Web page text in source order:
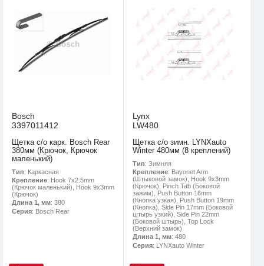
Bosch
3397011412
Щетка с/о карк. Bosch Rear
380мм (Крючок, Крючок
маленький)
Тип: Каркасная
Крепление: Hook 7x2.5mm
(Крючок маленький), Hook 9x3mm
(Крючок)
Длина 1, мм: 380
Серия: Bosch Rear
Lynx
LW480
Щетка с/о зимн. LYNXauto
Winter 480мм (8 креплений)
Тип: Зимняя
Крепление: Bayonet Arm
(Штыковой замок), Hook 9x3mm
(Крючок), Pinch Tab (Боковой
зажим), Push Button 16mm
(Кнопка узкая), Push Button 19mm
(Кнопка), Side Pin 17mm (Боковой
штырь узкий), Side Pin 22mm
(Боковой штырь), Top Lock
(Верхний замок)
Длина 1, мм: 480
Серия: LYNXauto Winter